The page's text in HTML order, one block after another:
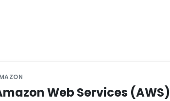
Web Services (AWS)